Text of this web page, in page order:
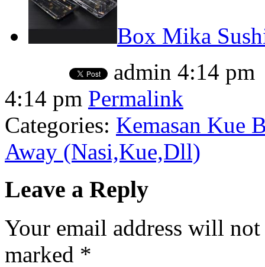
Box Mika
admin 4:14 pm
4:14 pm Permalink
Categories: Kemasan Kue
Away (Nasi,Kue,Dll)
Leave a Reply
Your email address will
marked *